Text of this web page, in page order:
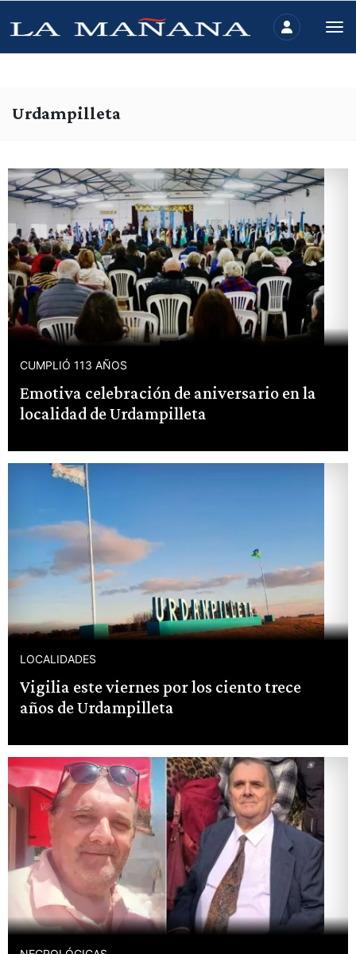
Urdampilleta
CUMPLIÓ 113 AÑOS
Emotiva celebración de aniversario en la
localidad de Urdampilleta
LOCALIDADES
Vigilia este viernes por los ciento trece
años de Urdampilleta